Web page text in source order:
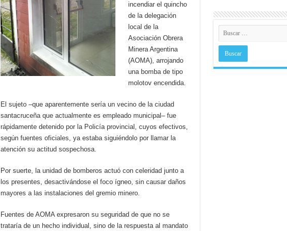
incendiar el quincho
de la delegación
local de la
Asociación Obrera
Minera Argentina
(AOMA), arrojando
una bomba de tipo
molotov encendida.
El sujeto –que aparentemente sería un vecino de la ciudad
santacruceña que actualmente es empleado municipal– fue
rápidamente detenido por la Policía provincial, cuyos efectivos,
según fuentes oficiales, ya estaba siguiéndolo por llamar la
atención su actitud sospechosa.
Por suerte, la unidad de bomberos actuó con celeridad junto a
los presentes, desactivándose el foco ígneo, sin causar daños
mayores a las instalaciones del gremio minero.
Fuentes de AOMA expresaron su seguridad de que no se
trataría de un hecho individual, sino de la respuesta al mandato